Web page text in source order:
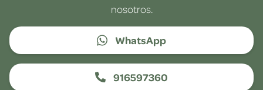
nosotros.
WhatsApp
916597360